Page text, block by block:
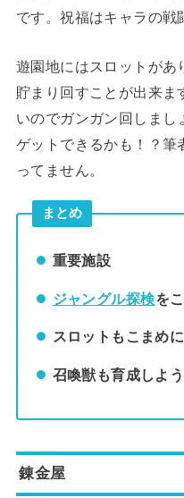
です。祝福はキャラの戦
遊園地にはスロットがあ
貯まり回すことが出来
いのでガンガン回しまし
ゲットできるかも！？筆
ってません。
まとめ
重要施設
ジャングル探検を
スロットもこまめに
召喚獣も育成しよう
錬金屋